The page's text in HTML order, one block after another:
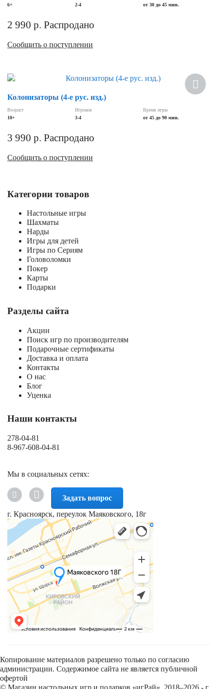
6+
2-4
от 30 до 45 мин.
2 990 р. Распродано
Сообщить о поступлении
Хит
Колонизаторы (4-е рус. изд.)
Возраст
10+
Игроков
3-4
Время игры
от 45 до 90 мин.
3 990 р. Распродано
Сообщить о поступлении
Категории товаров
Настольные игры
Шахматы
Нарды
Игры для детей
Игры по Сериям
Головоломки
Покер
Карты
Подарки
Разделы сайта
Акции
Поиск игр по производителям
Подарочные сертификаты
Доставка и оплата
Контакты
О нас
Блог
Уценка
Наши контакты
278-04-81
8-967-608-04-81
Мы в социальных сетях:
Задать вопрос
г. Красноярск, переулок Маяковского, 18г
Копирование материалов разрешено только по согласию
администрации. Содержимое сайта не является публичной
офертой